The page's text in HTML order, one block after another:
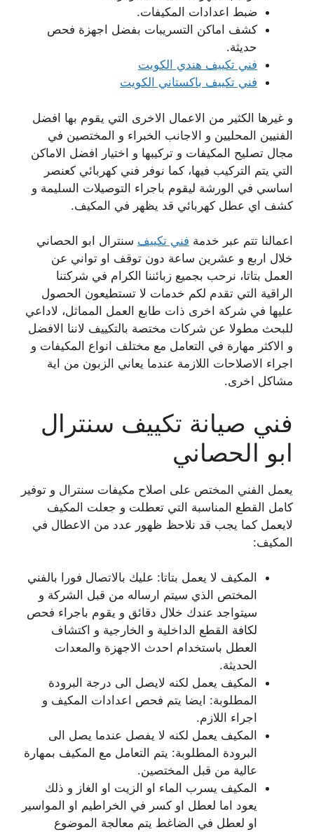
ضبط اعدادات المكيفات.
كشف اماكن التسريبات بفضل اجهزة فحص
حديثة.
فني تكييف هندي الكويت
فني تكييف باكستاني الكويت
و غيرها الكثير من الاعمال الاخرى التي يقوم بها افضل
الفنيين المحليين و الاجانب الخبراء و المختصين في
مجال تصليح المكيفات و تركيبها و اختيار افضل الاماكن
التي يتم التركيب فيها، كما نوفر فني كهربائي كعنصر
اساسي في الورشة ليقوم باجراء التوصيلات السليمة و
كشف اي عطل كهربائي قد يظهر في المكيف.
اعمالنا تتم عبر خدمة فني تكييف سنترال ابو الحصاني
خلال اربع و عشرين ساعة دون توقف او تواني عن
العمل بتاتا، نرحب بجميع زبائننا الكرام في شركتنا
الراقية التي تقدم لكم خدمات لا تستطيعون الحصول
عليها في شركة اخرى ذات طابع العمل المماثل، لاداعي
للبحث مطولا عن شركات مختصة بالتكييف لاننا الافضل
و الاكثر مهارة في التعامل مع مختلف انواع المكيفات و
اجراء الاصلاحات اللازمة عندما يعاني الزبون من اية
مشاكل اخرى.
فني صيانة تكييف سنترال
ابو الحصاني
يعمل الفني المختص على اصلاح مكيفات سنترال و توفير
كامل القطع المناسبة التي تعطلت و جعلت المكيف
لايعمل كما يجب قد نلاحظ ظهور عدد من الاعطال في
المكيف:
المكيف لا يعمل بتاتا: عليك بالاتصال فورا بالفني
المختص الذي سيتم ارساله من قبل الشركة و
سيتواجد عندك خلال دقائق و يقوم باجراء فحص
لكافة القطع الداخلية و الخارجية و اكتشاف
العطل باستخدام احدث الاجهزة والمعدات
الحديثة.
المكيف يعمل لكنه لايصل الى درجة البرودة
المطلوبة: ايضا يتم فحص اعدادات المكيف و
اجراء اللازم.
المكيف يعمل لكنه لا يفصل عندما يصل الى
البرودة المطلوبة: يتم التعامل مع المكيف بمهارة
عالية من قبل المختصين.
المكيف يسرب الماء او الزيت او الغاز و ذلك
يعود اما لعطل او كسر في الخراطيم او المواسير
او لعطل في الضاغط يتم معالجة الموضوع